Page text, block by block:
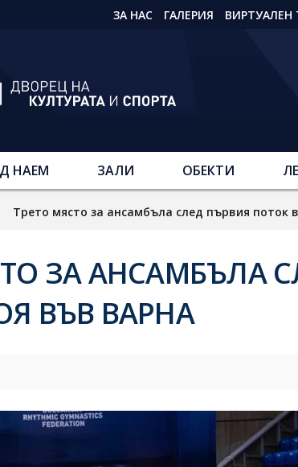
ЗА НАС ГАЛЕРИЯ ВИРТУАЛЕН
НАЕМ ЗАЛИ ОБЕКТИ
Трето място за ансамбъла след първия поток
ЗА АНСАМБЪЛА
ВЪВ ВАРНА